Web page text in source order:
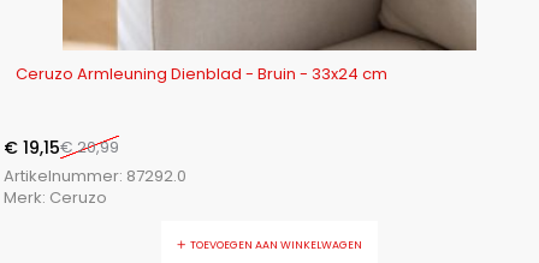
Ceruzo Armleuning Dienblad - Bruin - 33x24 cm
€20,99
€ 19,15
Artikelnummer: 87292.0
Merk: Ceruzo
TOEVOEGEN AAN WINKELWAGEN